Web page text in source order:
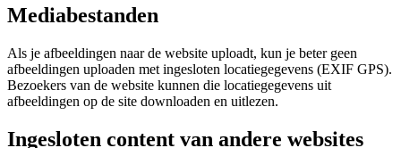
Mediabestanden
Als je afbeeldingen naar de website uploadt, kun je beter geen
afbeeldingen uploaden met ingesloten locatiegegevens (EXIF GPS).
Bezoekers van de website kunnen die locatiegegevens uit
afbeeldingen op de site downloaden en uitlezen.
Ingesloten content van andere websites